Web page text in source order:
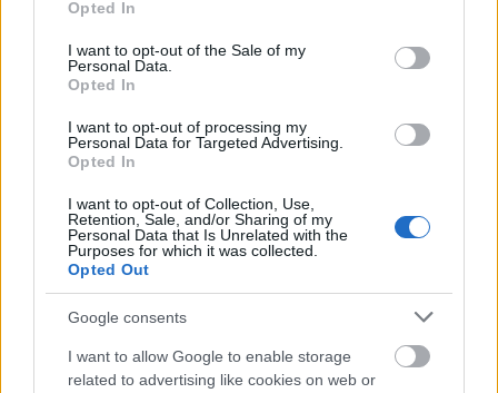
use your data for below specified purposes in below Google
consent section.
Opted In
I want to opt-out of the Sale of my
Personal Data.
Opted In
I want to opt-out of processing my
Personal Data for Targeted Advertising.
Opted In
I want to opt-out of Collection, Use,
Retention, Sale, and/or Sharing of my
Personal Data that Is Unrelated with the
Purposes for which it was collected.
Opted Out
Google consents
I want to allow Google to enable storage
related to advertising like cookies on web or
láthatatlan Access Pointok iránt
Céginfo | 2013.11.06 13:38
Új vezeték nélküli Acces
Pointokkal erősít a ZyXEL
Céginfo| 2013.08.01 07:41
Konferencia a digitális átállásról
Tech| 2013.03.14 16:20
A Samsung megruházná a
Tech | 2012.08.22 15:07